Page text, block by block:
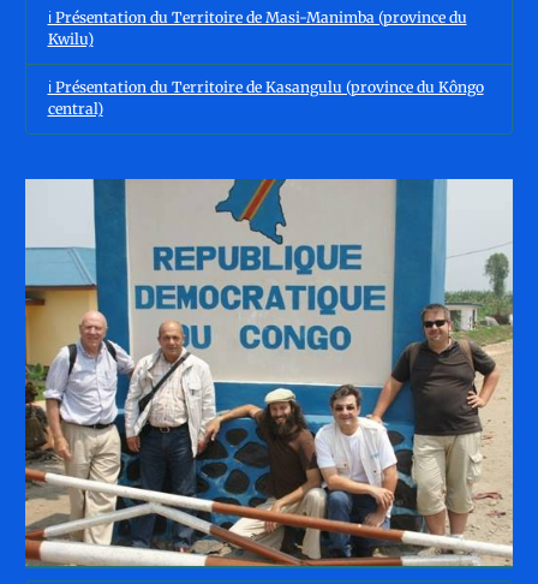
ℹ️ Présentation du Territoire de Masi-Manimba (province du
Kwilu)
ℹ️ Présentation du Territoire de Kasangulu (province du Kôngo
central)